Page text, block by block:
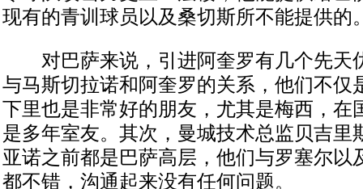
现有的青训球员以及桑切斯所不能提供的
对巴萨来说，引进阿奎罗有几个先天
与马斯切拉诺和阿奎罗的关系，他们不仅
下里也是非常好的朋友，尤其是梅西，在
是多年室友。其次，曼城技术总监贝吉里
亚诺之前都是巴萨高层，他们与罗塞尔以
都不错，沟通起来没有任何问题。